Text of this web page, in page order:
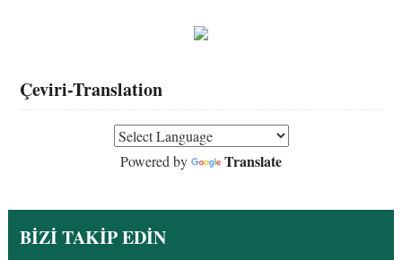
Çeviri-Translation
Powered by Translate
BİZİ TAKİP EDİN